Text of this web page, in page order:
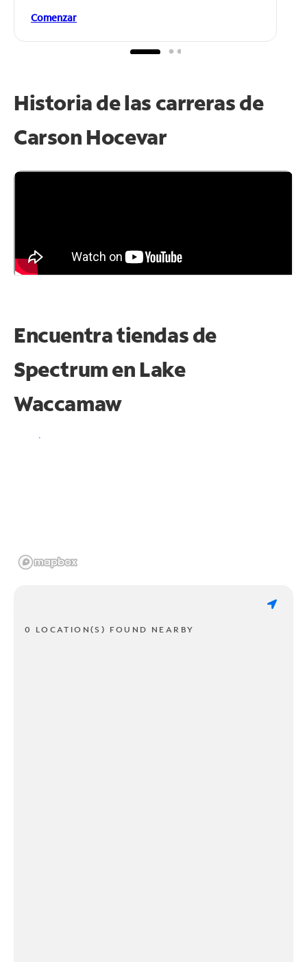
Comenzar
Historia de las carreras de
Carson Hocevar
Encuentra tiendas de
Spectrum en Lake
Waccamaw
0 LOCATION(S) FOUND NEARBY